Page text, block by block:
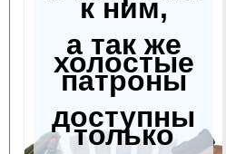
к ним,
а так же
холостые
патроны
доступны
только